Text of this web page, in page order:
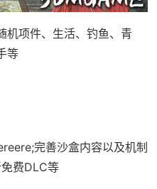
机项件、生活、钓鱼、青
等
完善沙盒内容以及机制
费DLC等